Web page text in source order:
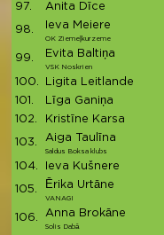
97. Anita Dīce
98. Ieva Meiere
OK Ziemeļkurzeme
99. Evita Baltiņa
VSK Noskrien
100. Ligita Leitlande
101.
Līga Ganiņa
102.
Kristīne Karsa
103. Aiga Taulīna
Saldus Boksa klubs
104. Ieva Kušnere
105. Ērika Urtāne
VANAGI
106. Anna Brokāne
Solis Dabā